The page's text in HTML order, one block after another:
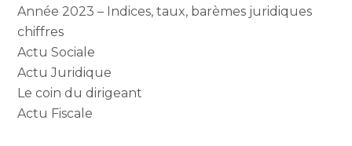
Année 2023 – Indices, taux, barèmes juridiques
chiffres
Actu Sociale
Actu Juridique
Le coin du dirigeant
Actu Fiscale